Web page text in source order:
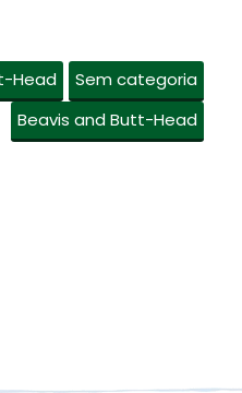
Head
Sem categoria
Beavis and Butt-Head